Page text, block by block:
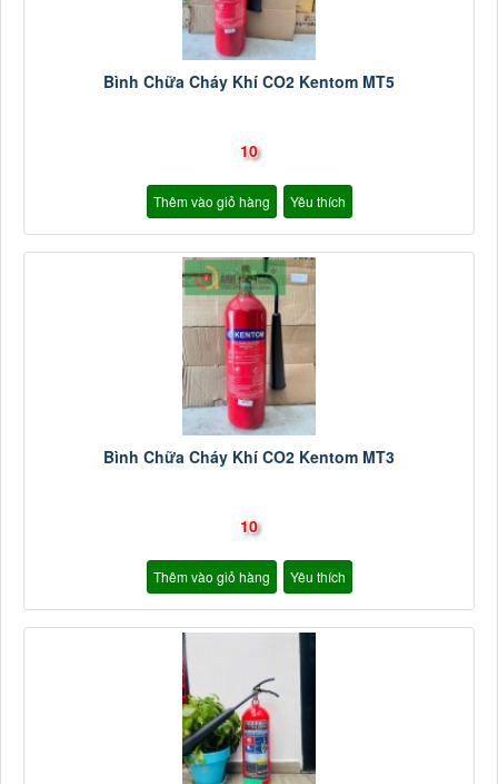
Bình Chữa Cháy Khí CO2 Kentom MT5
10
Thêm vào giỏ hàng Yêu thích
Bình Chữa Cháy Khí CO2 Kentom MT3
10
Thêm vào giỏ hàng Yêu thích